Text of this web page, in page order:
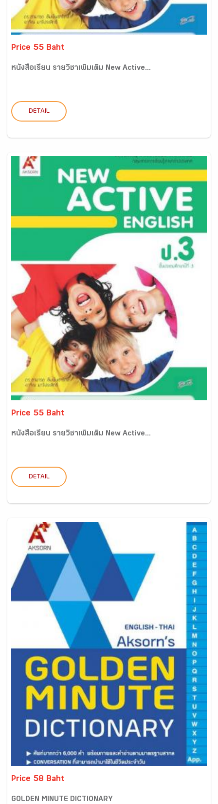
Price 55 Baht
หนังสือเรียน รายวิชาเพิ่มเติม New Active...
DETAIL
Price 55 Baht
หนังสือเรียน รายวิชาเพิ่มเติม New Active...
DETAIL
Price 58 Baht
GOLDEN MINUTE DICTIONARY